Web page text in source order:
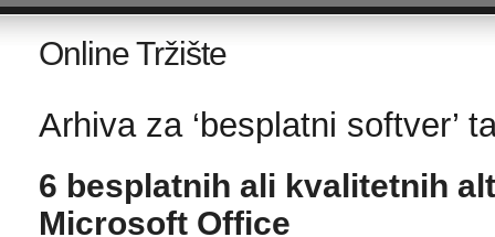
Online Tržište
Arhiva za ‘besplatni softver’
6 besplatnih ali kvalitetnih
Microsoft Office